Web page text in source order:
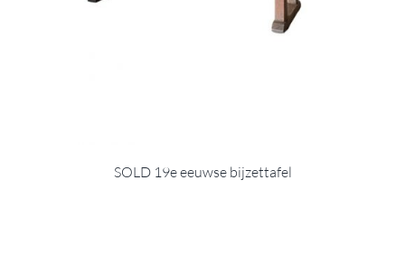
SOLD 19e eeuwse bijzettafel